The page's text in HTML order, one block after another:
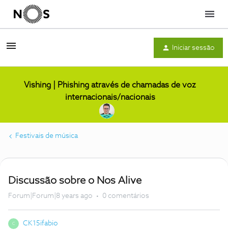
Menu
Iniciar sessão
Vishing | Phishing através de chamadas de voz
internacionais/nacionais
Festivais de música
Discussão sobre o Nos Alive
Forum|Forum|8 years ago 0 comentários
C CK15ifabio